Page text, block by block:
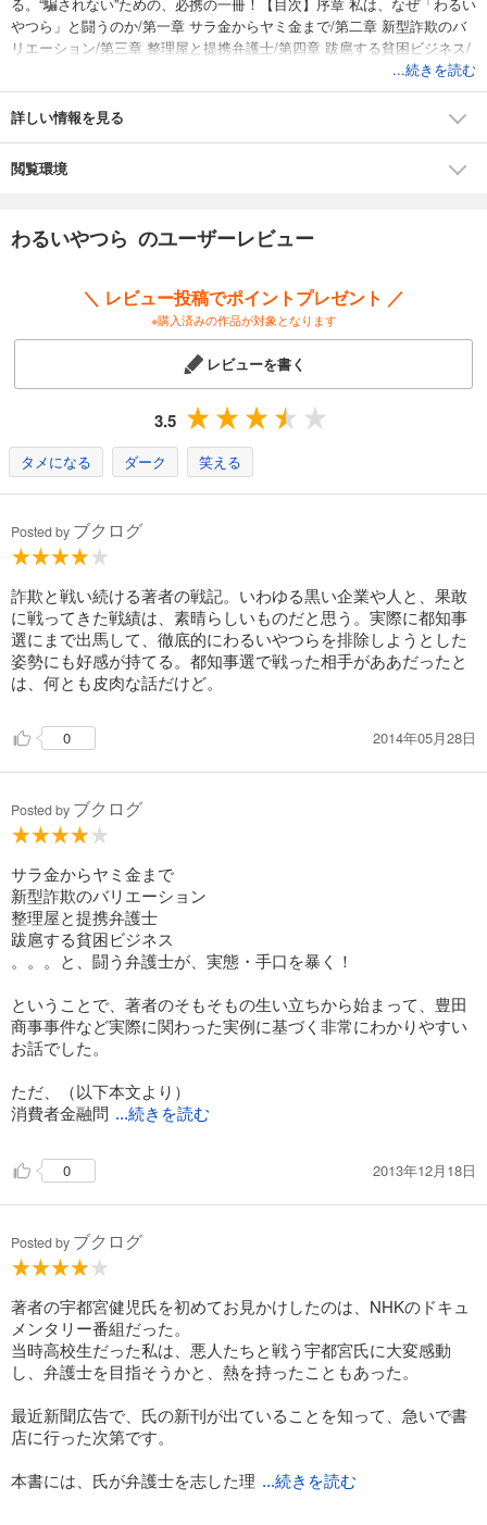
やつら」と闘うのか/第一章 サラ金からヤミ金まで/第二章 新型詐欺のバ
リエーション/第三章 整理屋と提携弁護士/第四章 跋扈する貧困ビジネス/
第五章 「わるいやつら」を生み出す「わるい政治」/おわりに...続きを読む
詳しい情報を見る
閲覧環境
わるいやつら のユーザーレビュー
＼ レビュー投稿でポイントプレゼント ／
※購入済みの作品が対象となります
レビューを書く
3.5
タメになる ダーク 笑える
Posted by ブクログ
詐欺と戦い続ける著者の戦記。いわゆる黒い企業や人と、果敢
に戦ってきた戦績は、素晴らしいものだと思う。実際に都知事
選にまで出馬して、徹底的にわるいやつらを排除しようとした
姿勢にも好感が持てる。都知事選で戦った相手がああだったと
は、何とも皮肉な話だけど。
0 2014年05月28日
Posted by ブクログ
サラ金からヤミ金まで
新型詐欺のバリエーション
整理屋と提携弁護士
跋扈する貧困ビジネス
。。。と、闘う弁護士が、実態・手口を暴く！
ということで、著者のそもそもの生い立ちから始まって、豊田
商事事件など実際に関わった実例に基づく非常にわかりやすい
お話でした。
ただ、（以下本文より）
消費者金融問 ...続きを読む
0 2013年12月18日
Posted by ブクログ
著者の宇都宮健児氏を初めてお見かけしたのは、NHKのドキュ
メンタリー番組だった。
当時高校生だった私は、悪人たちと戦う宇都宮氏に大変感動
し、弁護士を目指そうかと、熱を持ったこともあった。
最近新聞広告で、氏の新刊が出ていることを知って、急いで書
店に行った次第です。
本書には、氏が弁護士を志した理 ...続きを読む